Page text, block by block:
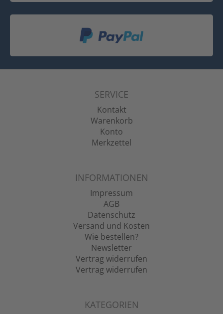
SERVICE
Kontakt
Warenkorb
Konto
Merkzettel
INFORMATIONEN
Impressum
AGB
Datenschutz
Versand und Kosten
Wie bestellen?
Newsletter
Vertrag widerrufen
Vertrag widerrufen
KATEGORIEN